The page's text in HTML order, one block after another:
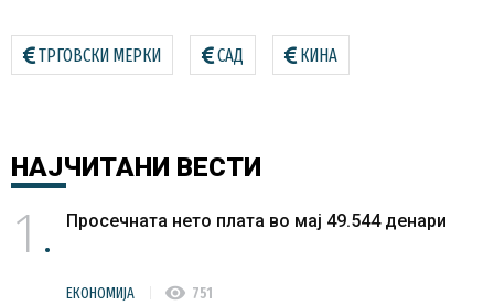
ТРГОВСКИ МЕРКИ САД КИНА
НАЈЧИТАНИ ВЕСТИ
1 Просечната нето плата во мај 49.544 денари
ЕКОНОМИЈА visibility 751